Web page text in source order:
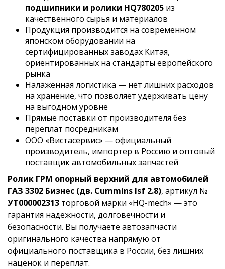
подшипники и ролики HQ780205 из
качественного сырья и материалов
Продукция производится на современном
японском оборудовании на
сертифицированных заводах Китая,
ориентированных на стандарты европейского
рынка
Налаженная логистика — нет лишних расходов
на хранение, что позволяет удерживать цену
на выгодном уровне
Прямые поставки от производителя без
переплат посредникам
ООО «Вистасервис» — официальный
производитель, импортер в Россию и оптовый
поставщик автомобильных запчастей
Ролик ГРМ опорный верхний для автомобилей
ГАЗ 3302 Бизнес (дв. Cummins Isf 2.8), артикул №
УТ000002313 торговой марки «HQ-mech» — это
гарантия надежности, долговечности и
безопасности. Вы получаете автозапчасти
оригинального качества напрямую от
официального поставщика в России, без лишних
наценок и переплат.